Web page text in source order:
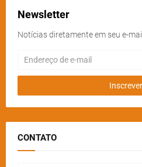
Newsletter
Notícias diretamente em seu e-mail.
CONTATO